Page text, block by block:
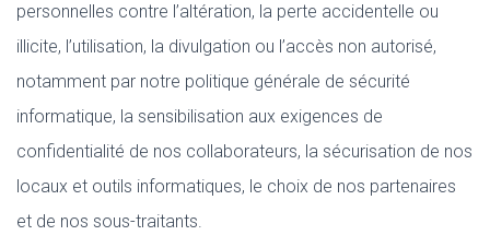
personnelles contre l’altération, la perte accidentelle ou
illicite, l’utilisation, la divulgation ou l’accès non autorisé,
notamment par notre politique générale de sécurité
informatique, la sensibilisation aux exigences de
confidentialité de nos collaborateurs, la sécurisation de nos
locaux et outils informatiques, le choix de nos partenaires
et de nos sous-traitants.